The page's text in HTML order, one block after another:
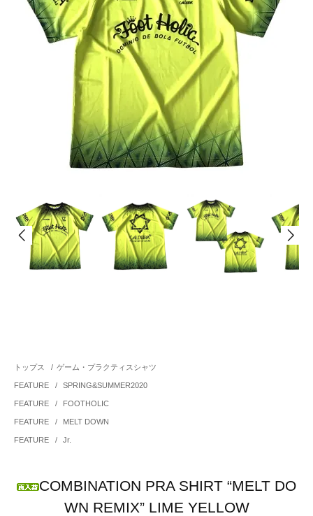
トップス / ゲーム・プラクティスシャツ
FEATURE / SPRING&SUMMER2020
FEATURE / FOOTHOLIC
FEATURE / MELT DOWN
FEATURE / Jr.
COMBINATION PRA SHIRT “MELT DO
WN REMIX” LIME YELLOW